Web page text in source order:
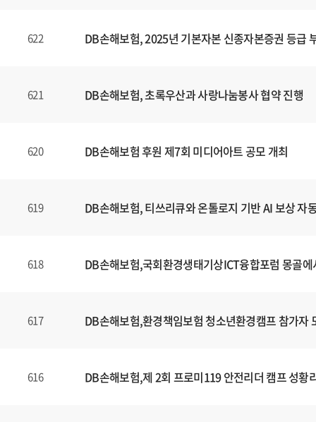
622 DB손해보험, 2025년 기본자본 신종자본증권 등급
621 DB손해보험, 초록우산과 사랑나눔봉사 협약 진행
620 DB손해보험 후원 제7회 미디어아트 공모 개최
619 DB손해보험, 티쓰리큐와 온톨로지 기반 AI 보상 자
618 DB손해보험,국회환경생태기상ICT융합포럼 몽골에
617 DB손해보험,환경책임보험 청소년환경캠프 참가자
616 DB손해보험,제 2회 프로미119 안전리더 캠프 성황